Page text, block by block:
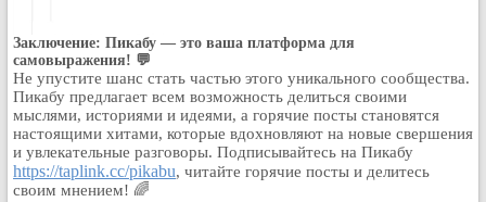
Заключение: Пикабу — это ваша платформа для
самовыражения! 💬
Не упустите шанс стать частью этого уникального сообщества.
Пикабу предлагает всем возможность делиться своими
мыслями, историями и идеями, а горячие посты становятся
настоящими хитами, которые вдохновляют на новые свершения
и увлекательные разговоры. Подписывайтесь на Пикабу
https://taplink.cc/pikabu, читайте горячие посты и делитесь
своим мнением! 🌈